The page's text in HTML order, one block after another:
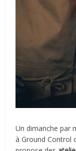
Un dimanche par
à Ground Control